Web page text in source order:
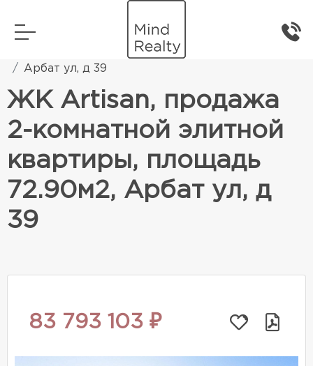
Элитная жилая недвижимость
Арбат ул, д 39
ЖК Artisan, продажа
2-комнатной элитной
квартиры, площадь
72.90м2, Арбат ул, д
39
83 793 103 ₽